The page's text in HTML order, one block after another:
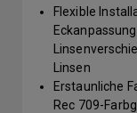
Flexible
Linsen
Erstaunliche
Rec 709-